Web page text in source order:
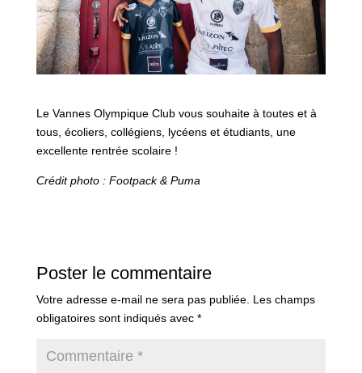
Le Vannes Olympique Club vous souhaite à toutes et à
tous, écoliers, collégiens, lycéens et étudiants, une
excellente rentrée scolaire !
Crédit photo : Footpack & Puma
Poster le commentaire
Votre adresse e-mail ne sera pas publiée. Les champs
obligatoires sont indiqués avec *